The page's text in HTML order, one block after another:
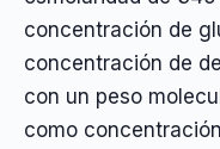
concentración de
concentración de
con un peso
como